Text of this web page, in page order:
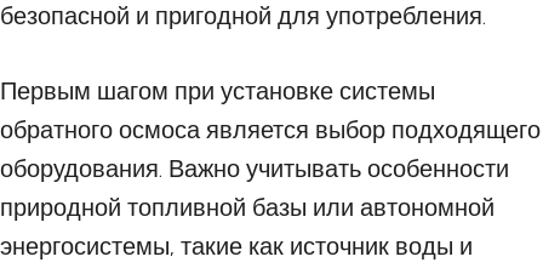
безопасной и пригодной для употребления.
Первым шагом при установке системы
обратного осмоса является выбор подходящего
оборудования. Важно учитывать особенности
природной топливной базы или автономной
энергосистемы, такие как источник воды и